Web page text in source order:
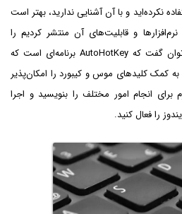
نکرده‌اید و با آن آشنایی ندارید، بهتر است
و قابلیت‌های آن منتشر کردیم را
مطالعه کنید. به طور خلاصه می‌توان گفت که AutoHotKey برنامه‌ای است که
کمک کلیدهای موس و کیبورد را امکان‌پذیر
انجام امور مختلف را بنویسید و اجرا
را فعال کنید.